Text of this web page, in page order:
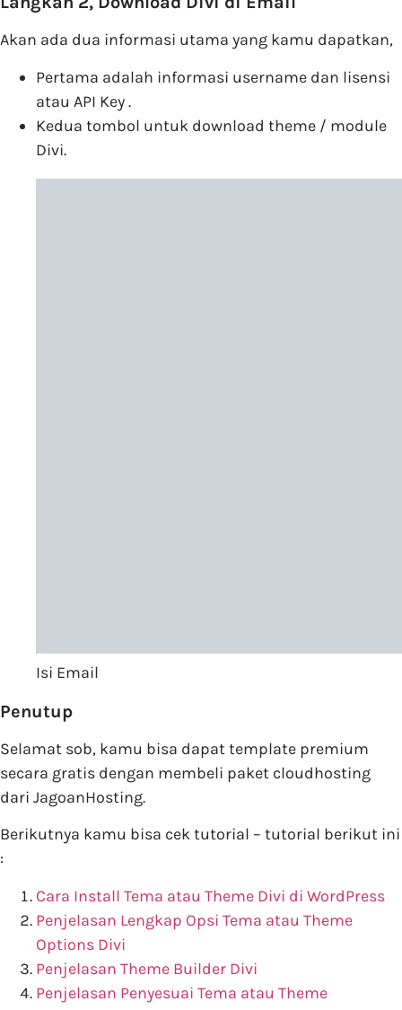
Akan ada dua informasi utama yang kamu dapatkan,
Pertama adalah informasi username dan lisensi
atau API Key .
Kedua tombol untuk download theme / module
Divi.
Isi Email
Penutup
Selamat sob, kamu bisa dapat template premium
secara gratis dengan membeli paket cloudhosting
dari JagoanHosting.
Berikutnya kamu bisa cek tutorial – tutorial berikut ini
:
Cara Install Tema atau Theme Divi di WordPress
Penjelasan Lengkap Opsi Tema atau Theme
Options Divi
Penjelasan Theme Builder Divi
Penjelasan Penyesuai Tema atau Theme